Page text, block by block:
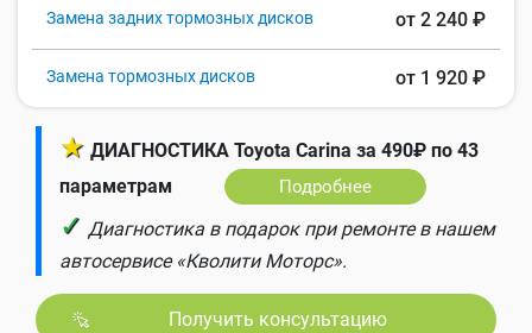
Замена задних тормозных дисков от 2 240 ₽
Замена тормозных дисков от 1 920 ₽
★ ДИАГНОСТИКА Toyota Carina за 490₽ по 43
параметрам
Подробнее
✓ Диагностика в подарок при ремонте в нашем
автосервисе «Кволити Моторс».
Получить консультацию